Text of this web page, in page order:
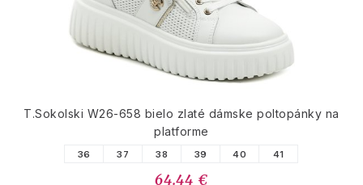
T.Sokolski W26-658 bielo zlaté dámske poltopánky na
platforme
36 37 38 39 40 41
64.44 €